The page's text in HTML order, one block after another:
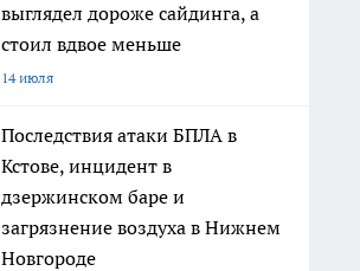
выглядел дороже сайдинга, а
стоил вдвое меньше
14 июля
Последствия атаки БПЛА в
Кстове, инцидент в
дзержинском баре и
загрязнение воздуха в Нижнем
Новгороде